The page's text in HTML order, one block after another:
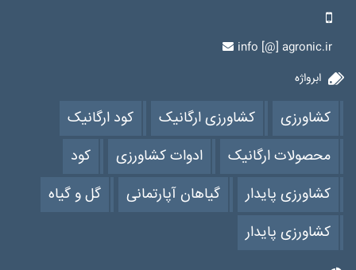
info [@] agronic.ir
ابرواژه
کشاورزی کشاورزی ارگانیک
کود ارگانیک
محصولات ارگانیک
ادوات کشاورزی
کود
کشاورزی پایدار
گیاهان آپارتمانی
گل و گیاه
کشاورزی پایدار